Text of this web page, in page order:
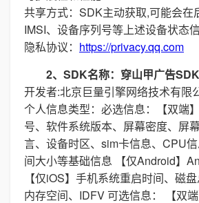
共享方式：SDK主动获取,可能会在
IMSI、设备序列号等上述设备状态信
隐私协议： https://privacy.qq.com
2、SDK名称：穿山甲广告
开发者:北京巨量引擎网络技术有限
个人信息类型：必选信息：【双端
号、软件系统版本、屏幕密度、屏
言、设备时区、sim卡信息、CPU
间大小等基础信息 【仅Android】
【仅iOS】手机系统重启时间、磁
内存空间、IDFV 可选信息： 【双